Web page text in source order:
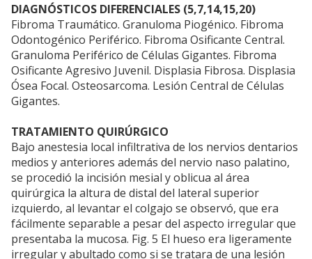
DIAGNÓSTICOS DIFERENCIALES (5,7,14,15,20)
Fibroma Traumático. Granuloma Piogénico. Fibroma
Odontogénico Periférico. Fibroma Osificante Central.
Granuloma Periférico de Células Gigantes. Fibroma
Osificante Agresivo Juvenil. Displasia Fibrosa. Displasia
Ósea Focal. Osteosarcoma. Lesión Central de Células
Gigantes.
TRATAMIENTO QUIRÚRGICO
Bajo anestesia local infiltrativa de los nervios dentarios
medios y anteriores además del nervio naso palatino,
se procedió la incisión mesial y oblicua al área
quirúrgica la altura de distal del lateral superior
izquierdo, al levantar el colgajo se observó, que era
fácilmente separable a pesar del aspecto irregular que
presentaba la mucosa. Fig. 5 El hueso era ligeramente
irregular y abultado como si se tratara de una lesión